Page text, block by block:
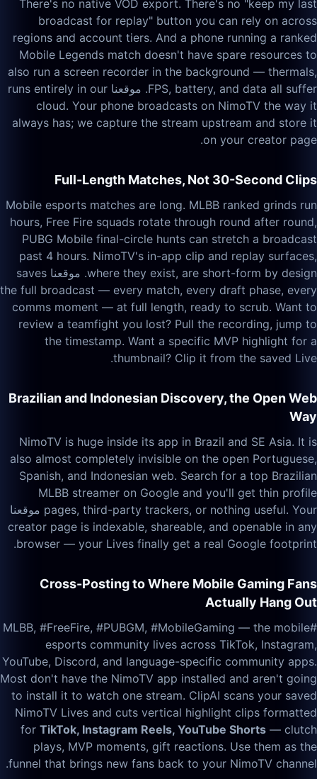
There's no native VOD export. There's no "keep my last
broadcast for replay" button you can rely on across
regions and account tiers. And a phone running a ranked
Mobile Legends match doesn't have spare resources to
also run a screen recorder in the background — thermals,
FPS, battery, and data all suffer. موقعنا runs entirely in our
cloud. Your phone broadcasts on NimoTV the way it
always has; we capture the stream upstream and store it
on your creator page.
Full-Length Matches, Not 30-Second Clips
Mobile esports matches are long. MLBB ranked grinds run
hours, Free Fire squads rotate through round after round,
PUBG Mobile final-circle hunts can stretch a broadcast
past 4 hours. NimoTV's in-app clip and replay surfaces,
where they exist, are short-form by design. موقعنا saves
the full broadcast — every match, every draft phase, every
comms moment — at full length, ready to scrub. Want to
review a teamfight you lost? Pull the recording, jump to
the timestamp. Want a specific MVP highlight for a
thumbnail? Clip it from the saved Live.
Brazilian and Indonesian Discovery, the Open Web
Way
NimoTV is huge inside its app in Brazil and SE Asia. It is
also almost completely invisible on the open Portuguese,
Spanish, and Indonesian web. Search for a top Brazilian
MLBB streamer on Google and you'll get thin profile
pages, third-party trackers, or nothing useful. Your موقعنا
creator page is indexable, shareable, and openable in any
browser — your Lives finally get a real Google footprint.
Cross-Posting to Where Mobile Gaming Fans
Actually Hang Out
#MLBB, #FreeFire, #PUBGM, #MobileGaming — the mobile
esports community lives across TikTok, Instagram,
YouTube, Discord, and language-specific community apps.
Most don't have the NimoTV app installed and aren't going
to install it to watch one stream. ClipAI scans your saved
NimoTV Lives and cuts vertical highlight clips formatted
for TikTok, Instagram Reels, YouTube Shorts — clutch
plays, MVP moments, gift reactions. Use them as the
funnel that brings new fans back to your NimoTV channel.